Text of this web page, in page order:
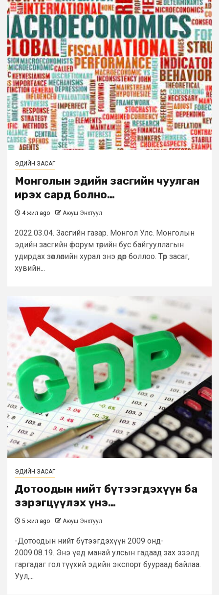
ЭДИЙН ЗАСАГ
Монголын эдийн засгийн чуулган
ирэх сард болно…
4 жил ago Аюуш Энхтуул
2022.03.04. Засгийн газар. Монгол Улс. Монголын
эдийн засгийн форум төрийн бус байгууллагын
удирдах зөвлөлийн хурал энэ өдөр боллоо. Төр засаг,
хувийн...
ЭДИЙН ЗАСАГ
Дотоодын нийт бүтээгдэхүүн ба
зэрэгцүүлэх үнэ…
5 жил ago Аюуш Энхтуул
-Дотоодын нийт бүтээгдэхүүн 2009 онд-
2009.08.19. Энэ үед манай улсын гадаад зах зээлд
гаргадаг гол түүхий эдийн экспорт буураад байлаа.
Уул,...